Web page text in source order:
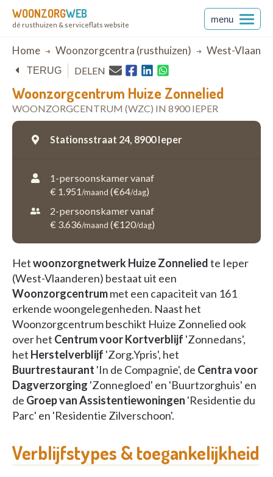
WOONZORGWEB
dé rusthuizen & serviceflats website
menu
Breadcrumb
Home Woonzorgcentra (rusthuizen) West-
Woonzorgcentrum Huize Zonnelied
WOONZORGCENTRUM (WZC) IN 8900 IEPER
TERUG DELEN
Stationsstraat 24, 8900 Ieper
1-persoonskamer vanaf
€ 1.951/maand (€64/dag)
2-persoonskamer vanaf
€ 3.636/maand (€120/dag)
Hetwoonzorgnetwerk Huize Zonneliedte Ieper
(West-Vlaanderen) bestaat uit een
Woonzorgcentrummet een capaciteit van 161
erkende woongelegenheden. Naast het
Woonzorgcentrum beschikt Huize Zonnelied ook
over het Centrum voor Kortverblijf 'Zonnedans',
het Herstelverblijf 'Zorg.Ypris', het
Buurtrestaurant 'In de Compagnie', de Centra voor
Dagverzorging 'Zonnegloed' en 'Buurtzorghuis' en
de Groep van Assistentiewoningen 'Residentie du
Parc' en 'Residentie Zilverschoon'.
Verblijfstypes & toegankelijkheid